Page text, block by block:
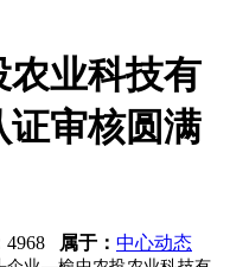
业科技有
证审核圆满
4968 属于： 中心动态